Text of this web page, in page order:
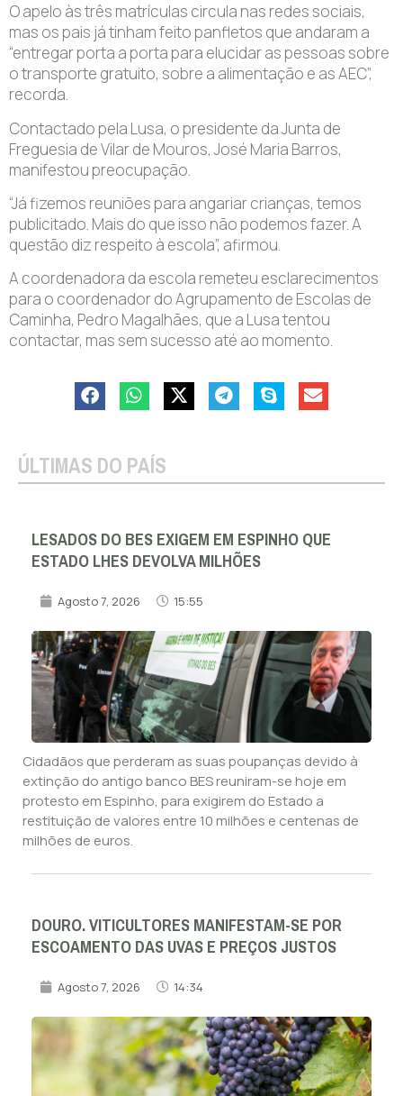
O apelo às três matrículas circula nas redes sociais,
mas os pais já tinham feito panfletos que andaram a
“entregar porta a porta para elucidar as pessoas sobre
o transporte gratuito, sobre a alimentação e as AEC”,
recorda.
Contactado pela Lusa, o presidente da Junta de
Freguesia de Vilar de Mouros, José Maria Barros,
manifestou preocupação.
“Já fizemos reuniões para angariar crianças, temos
publicitado. Mais do que isso não podemos fazer. A
questão diz respeito à escola”, afirmou.
A coordenadora da escola remeteu esclarecimentos
para o coordenador do Agrupamento de Escolas de
Caminha, Pedro Magalhães, que a Lusa tentou
contactar, mas sem sucesso até ao momento.
ÚLTIMAS DO PAÍS
LESADOS DO BES EXIGEM EM ESPINHO QUE
ESTADO LHES DEVOLVA MILHÕES
Agosto 7, 2026 15:55
Cidadãos que perderam as suas poupanças devido à
extinção do antigo banco BES reuniram-se hoje em
protesto em Espinho, para exigirem do Estado a
restituição de valores entre 10 milhões e centenas de
milhões de euros.
DOURO. VITICULTORES MANIFESTAM-SE POR
ESCOAMENTO DAS UVAS E PREÇOS JUSTOS
Agosto 7, 2026 14:34